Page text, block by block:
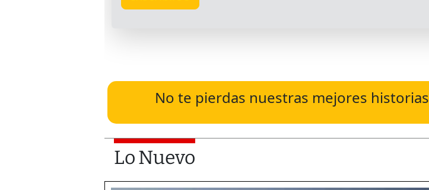
No te pierdas nuestras mejores historias
Lo Nuevo